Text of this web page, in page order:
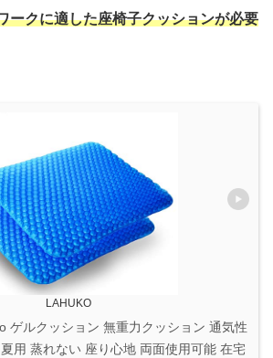
ークに適した座椅子クッションが必要
LAHUKO
ゲルクッション 無重力クッション 通気性
用 蒸れない 座り心地 両面使用可能 在宅